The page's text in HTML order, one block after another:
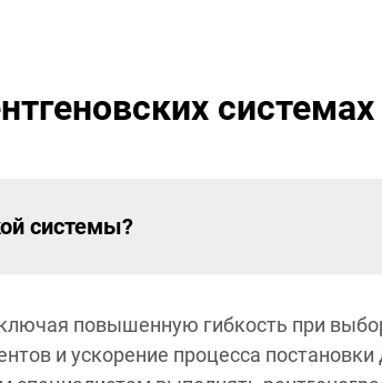
системах
системы?
повышенную гибкость при
и ускорение процесса постановки